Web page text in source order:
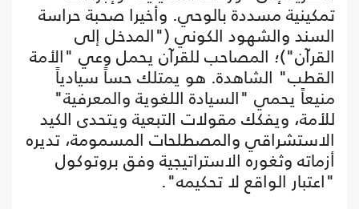
تمكينية مسددة بالوحي. وأخيرا صحبة حراسة
السند والشهود الكوني ("المدخل إلى
القرآن")؛ المصاحب للقرآن يحمل وعي "الأمة
القطب" الشاهدة. هو يمتلك حساً سيادياً
منيعاً يحمي "السيادة اللغوية والمعرفية"
للأمة، ويفكك مقولات التبعية ويتحدى الكيد
الاستشراقي والمصطلحات المسمومة، تديره
أزماته وثغوره الاستراتيجية وفق بروتوكول
"اعتبار الواقع لا تحكيمه".